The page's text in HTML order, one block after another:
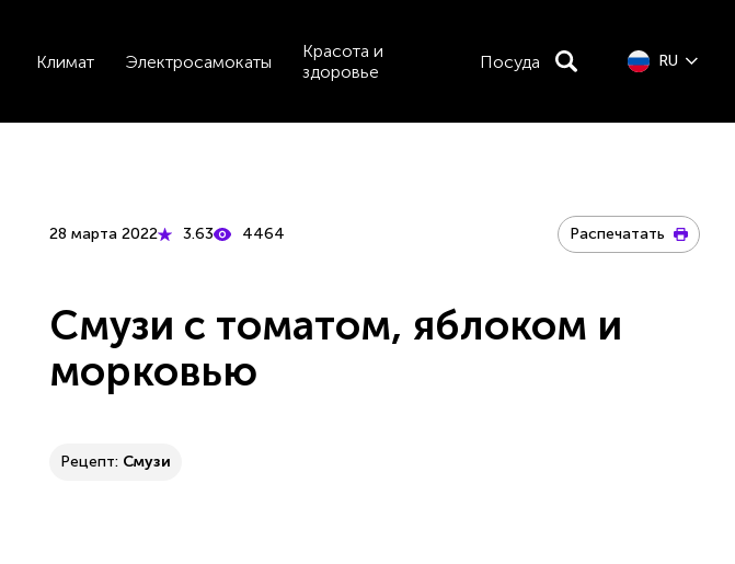
Климат Электросамокаты
Красота и
здоровье
Посуда RU
28 марта 2022 3.63 4464 Распечатать
Смузи с томатом, яблоком и
морковью
Рецепт: Смузи